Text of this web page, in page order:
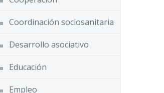
Coordinación sociosanitaria
Desarrollo asociativo
Educación
Empleo